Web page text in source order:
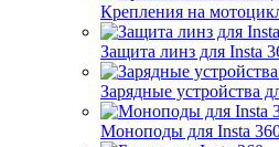
Крепления на
Защита линз для Insta
Зарядные устройства
Моноподы для Insta